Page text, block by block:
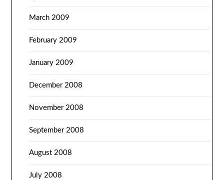
March 2009
February 2009
January 2009
December 2008
November 2008
September 2008
August 2008
July 2008